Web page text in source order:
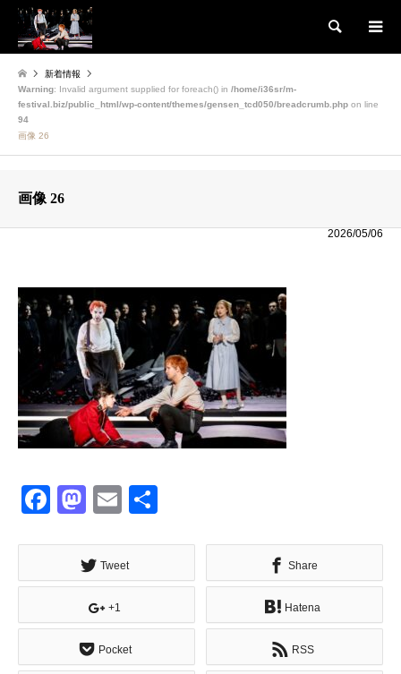
検索
新着情報
Warning: Invalid argument supplied for foreach() in /home/i36sr/m-
festival.biz/public_html/wp-content/themes/gensen_tcd050/breadcrumb.php on line
94
画像 26
画像 26
2026/05/06
Facebook
Mastodon
Email
Tweet Share
+1 Hatena
Pocket RSS